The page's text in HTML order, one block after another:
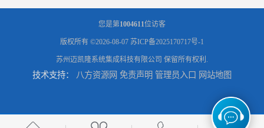
您是第1004611位访客
版权所有 ©2026-08-07 苏ICP备2025170717号-1
苏州迈凯隆系统集成科技有限公司 保留所有权利.
技术支持： 八方资源网 免责声明 管理员入口 网站地图